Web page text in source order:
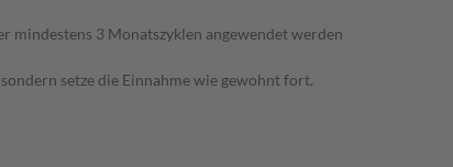
mindestens 3 Monatszyklen angewendet werden
setze die Einnahme wie gewohnt fort.